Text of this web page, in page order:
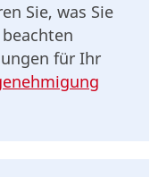
Sie, was Sie
für Ihr